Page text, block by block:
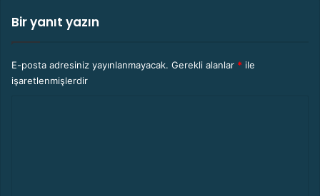
Bir yanıt yazın
E-posta adresiniz yayınlanmayacak. Gerekli alanlar * ile
işaretlenmişlerdir